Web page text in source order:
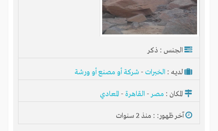
الجنس : ذكر
لديـه : الخبرات - شركة أو مصنع أو ورشة
المكان : مصر- القاهرة - المعادي
آخر ظهور: : منذ 2 سنوات